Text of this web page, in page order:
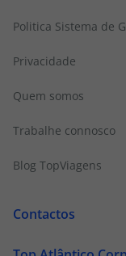
Politica Sistema de
Privacidade
Quem somos
Trabalhe connosco
Blog TopViagens
Contactos